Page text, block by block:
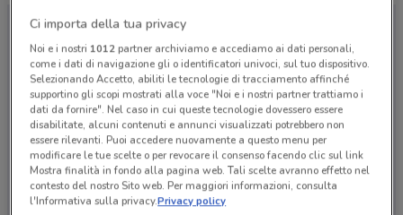
Ci importa della tua privacy
Noi e i nostri 1012partner archiviamo e accediamo ai dati personali,
come i dati di navigazione gli o identificatori univoci, sul tuo dispositivo.
Selezionando Accetto, abiliti le tecnologie di tracciamento affinché
supportino gli scopi mostrati alla voce "Noi e i nostri partner trattiamo i
dati da fornire". Nel caso in cui queste tecnologie dovessero essere
disabilitate, alcuni contenuti e annunci visualizzati potrebbero non
essere rilevanti. Puoi accedere nuovamente a questo menu per
modificare le tue scelte o per revocare il consenso facendo clic sul link
Mostra finalità in fondo alla pagina web. Tali scelte avranno effetto nel
contesto del nostro Sito web. Per maggiori informazioni, consulta
l'Informativa sulla privacy.Privacy policy